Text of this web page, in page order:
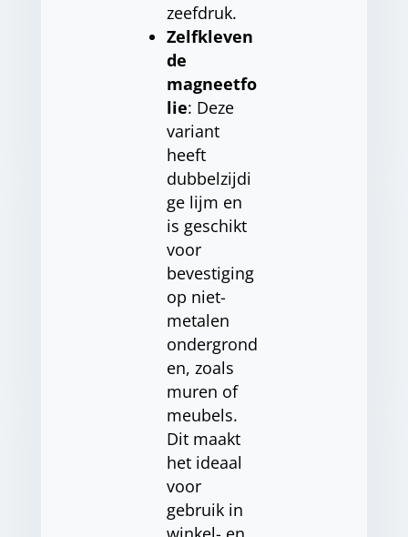
zeefdruk.
Zelfkleven
de
magneetfo
lie: Deze
variant
heeft
dubbelzijdi
ge lijm en
is geschikt
voor
bevestiging
op niet-
metalen
ondergrond
en, zoals
muren of
meubels.
Dit maakt
het ideaal
voor
gebruik in